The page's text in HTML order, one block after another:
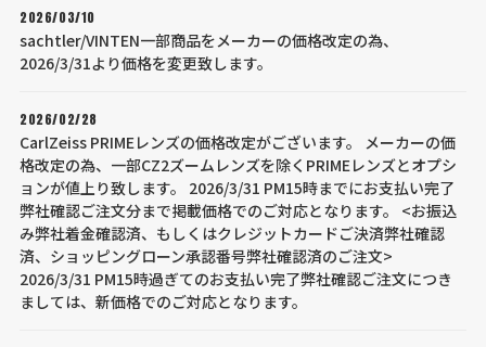
2026/03/10
sachtler/VINTEN一部商品をメーカーの価格改定の為、
2026/3/31より価格を変更致します。
2026/02/28
CarlZeiss PRIMEレンズの価格改定がございます。 メーカーの価
格改定の為、一部CZ2ズームレンズを除くPRIMEレンズとオプシ
ョンが値上り致します。 2026/3/31 PM15時までにお支払い完了
弊社確認ご注文分まで掲載価格でのご対応となります。 <お振込
み弊社着金確認済、もしくはクレジットカードご決済弊社確認
済、ショッピングローン承認番号弊社確認済のご注文>
2026/3/31 PM15時過ぎてのお支払い完了弊社確認ご注文につき
ましては、新価格でのご対応となります。